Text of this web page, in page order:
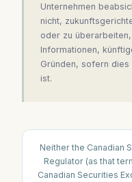
Unternehmen
nicht,
oder zu
Informationen,
Gründen, sofern
ist.
Neither the Canadian
Regulator (as that
Canadian Securities